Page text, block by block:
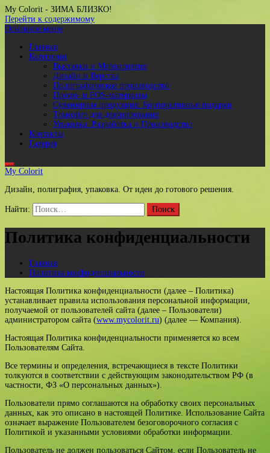
My Colorit - ЗИМА БЛИЗКО!
Перейти к содержимому
Основное меню
Главная
Категории
Выставки и Мероприятия
Дизайн и Верстка
Полиграфическое производство
Промо- и POS-материалы
Сувенирная продукция. Корпоративные подарки
Трансфер для декорирования
Упаковка. Разработка и Производство
Контакты
Галерея
My Colorit
Дизайн, полиграфия, упаковка. От идеи до готового решения.
Найти:
Политика конфиденциальности
Главная
Политика конфиденциальности
Настоящая Политика конфиденциальности (далее – Политика)
устанавливает правила использования персональной информации,
получаемой от пользователей сайта (далее – Пользователи)
администратором сайта (www.mycolorit.ru) (далее — Компания).
Настоящая Политика конфиденциальности применяется ко всем
Пользователям Сайта.
Все термины и определения, встречающиеся в тексте Политики
толкуются в соответствии с действующим законодательством РФ (в
частности, ФЗ «О персональных данных»).
Пользователи прямо соглашаются на обработку своих персональных
данных, как это описано в настоящей Политике. Использование Сайта
означает выражение Пользователем безоговорочного согласия с
Политикой и указанными условиями обработки информации.
Пользователь не должен пользоваться Сайтом, если Пользователь не